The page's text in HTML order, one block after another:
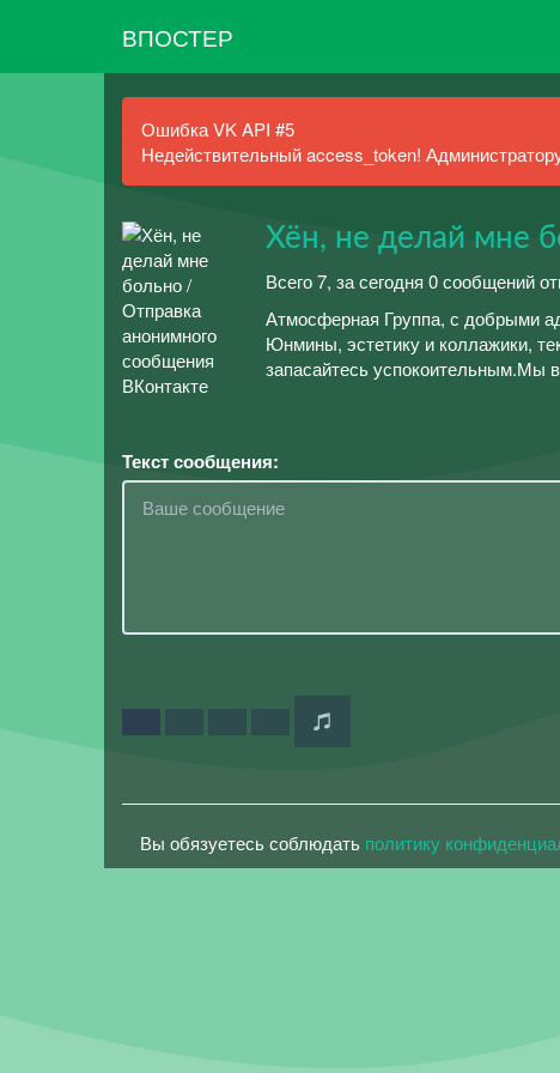
ВПОСТЕР
Ошибка VK API #5
Недействительный access_token!
Хён, не делай мне
Всего 7, за сегодня 0 сообщений
Атмосферная Группа, с добрыми
Юнмины, эстетику и коллажики,
запасайтесь успокоительным.Мы
Текст сообщения:
Вы обязуетесь соблюдать политику